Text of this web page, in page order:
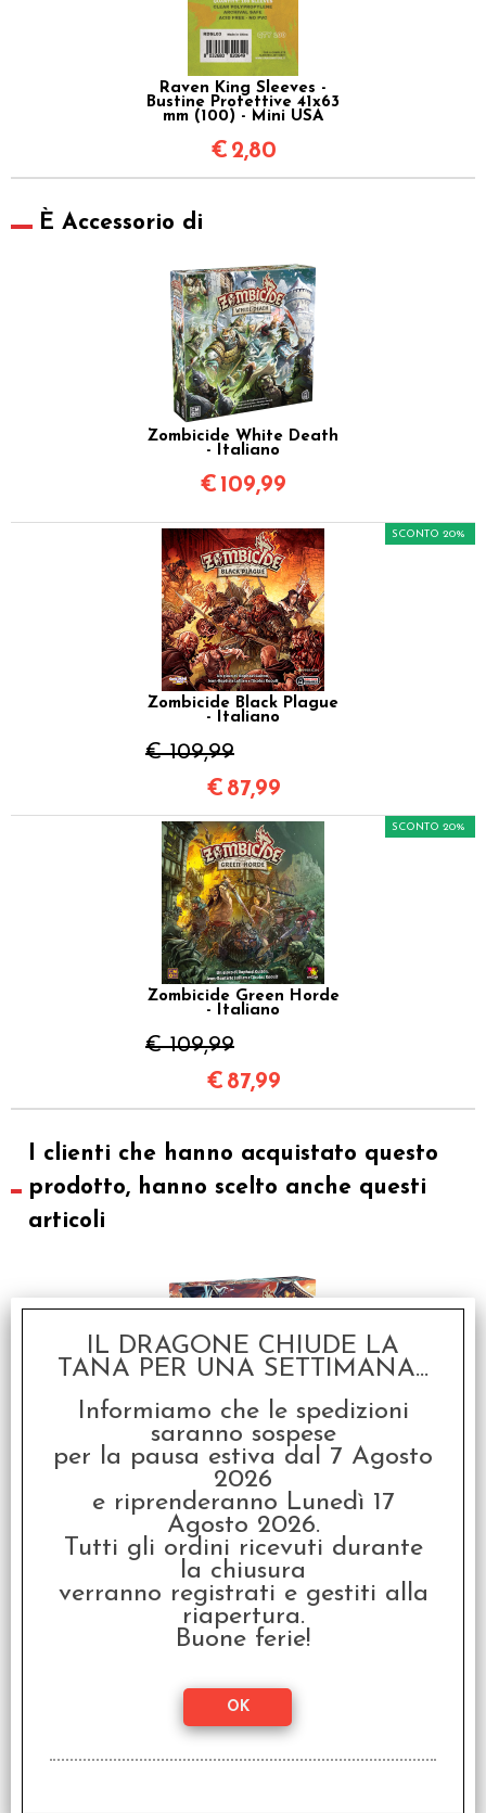
Raven King Sleeves -
Bustine Protettive 41x63
mm (100) - Mini USA
€ 2,80
È Accessorio di
Zombicide White Death
- Italiano
€ 109,99
Zombicide Black Plague
- Italiano
€ 109,99
SCONTO 20%
€ 87,99
Zombicide Green Horde
- Italiano
€ 109,99
SCONTO 20%
€ 87,99
I clienti che hanno acquistato questo
prodotto, hanno scelto anche questi
articoli
Zombicide White Death
- Eternal Empire -
Italiano
€49,99
Zombicide White Death
SCONTO 20%
IL DRAGONE CHIUDE LA
TANA PER UNA SETTIMANA...
Informiamo che le spedizioni
saranno sospese
per la pausa estiva dal 7 Agosto
2026
e riprenderanno Lunedì 17
Agosto 2026.
Tutti gli ordini ricevuti durante
la chiusura
verranno registrati e gestiti alla
riapertura.
Buone ferie!